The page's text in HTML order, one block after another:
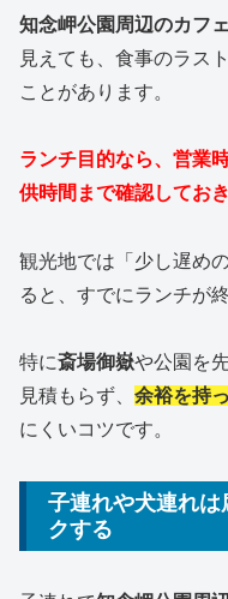
知念岬公園周辺のカフェ
見えても、食事のラス
ことがあります。
ランチ目的なら、営業
供時間まで確認してお
観光地では「少し遅め
ると、すでにランチが
特に斎場御嶽や公園を
見積もらず、 余裕を持
にくいコツです。
子連れや犬連れは
クする